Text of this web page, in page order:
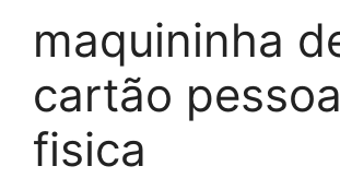
maquininha
cartão pessoa
fisica